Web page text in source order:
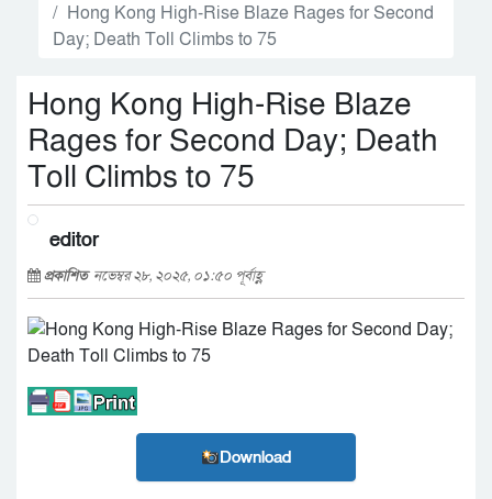
Hong Kong High-Rise Blaze Rages for Second
Day; Death Toll Climbs to 75
Hong Kong High-Rise Blaze
Rages for Second Day; Death
Toll Climbs to 75
editor
প্রকাশিত নভেম্বর ২৮, ২০২৫, ০১:৫০ পূর্বাহ্ণ
Download